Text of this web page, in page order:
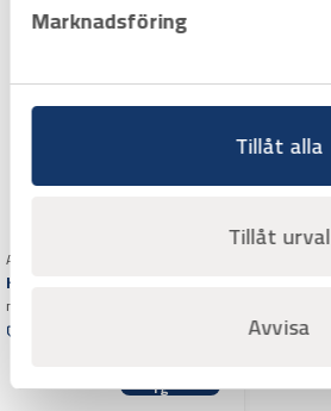
Marknadsföring
Tillåt alla
Tillåt urval
Avvisa
Art.nr 3982110
med plastskaft
rg